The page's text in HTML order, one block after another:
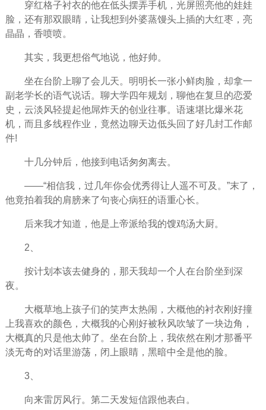
穿红格子衬衣的他在低头摆弄手机，光屏照亮他的娃娃
脸，还有那双眼睛，让我想到外婆蒸馒头上插的大红枣，亮
晶晶，香喷喷。
其实，我更想俗气地说，他好帅。
坐在台阶上聊了会儿天。明明长一张小鲜肉脸，却拿一
副老学长的语气说话。聊大学四年规划，聊他在复旦的恋爱
史，云淡风轻提起他屌炸天的创业往事。语速堪比爆米花
机，而且多线程作业，竟然边聊天边低头回了好几封工作邮
件!
十几分钟后，他接到电话匆匆离去。
——“相信我，过几年你会优秀得让人遥不可及。”末了，
他竟拍着我的肩膀来了句丧心病狂的语重心长。
后来我才知道，他是上帝派给我的馊鸡汤大厨。
2、
按计划本该去健身的，那天我却一个人在台阶坐到深
夜。
大概草地上孩子们的笑声太热闹，大概他的衬衣刚好撞
上我喜欢的颜色，大概我的心刚好被秋风吹皱了一块边角，
大概真的只是他太帅了。坐在台阶上，我依然在刚才那番平
淡无奇的对话里游荡，闭上眼睛，黑暗中全是他的脸。
3、
向来雷厉风行。第二天发短信跟他表白。